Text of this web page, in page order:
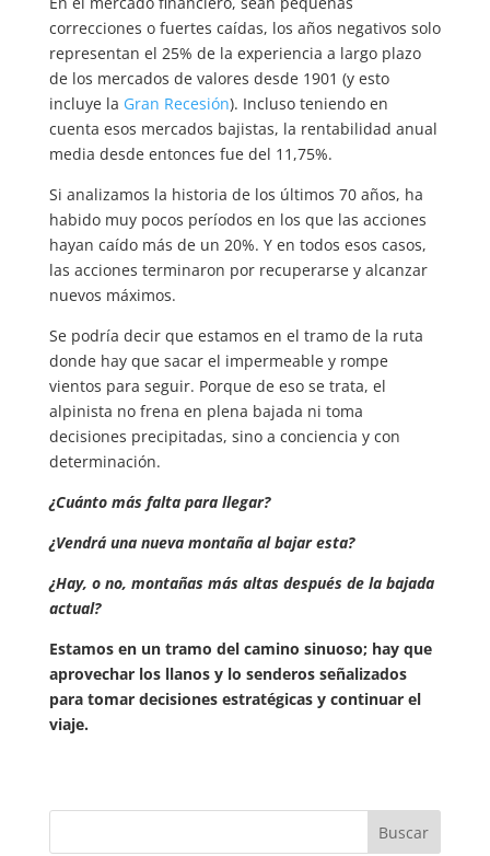
correcciones o fuertes caídas, los años negativos solo
representan el 25% de la experiencia a largo plazo
de los mercados de valores desde 1901 (y esto
incluye la Gran Recesión). Incluso teniendo en
cuenta esos mercados bajistas, la rentabilidad anual
media desde entonces fue del 11,75%.
Si analizamos la historia de los últimos 70 años, ha
habido muy pocos períodos en los que las acciones
hayan caído más de un 20%. Y en todos esos casos,
las acciones terminaron por recuperarse y alcanzar
nuevos máximos.
Se podría decir que estamos en el tramo de la ruta
donde hay que sacar el impermeable y rompe
vientos para seguir. Porque de eso se trata, el
alpinista no frena en plena bajada ni toma
decisiones precipitadas, sino a conciencia y con
determinación.
¿Cuánto más falta para llegar?
¿Vendrá una nueva montaña al bajar esta?
¿Hay, o no, montañas más altas después de la bajada
actual?
Estamos en un tramo del camino sinuoso; hay que
aprovechar los llanos y lo senderos señalizados
para tomar decisiones estratégicas y continuar el
viaje.